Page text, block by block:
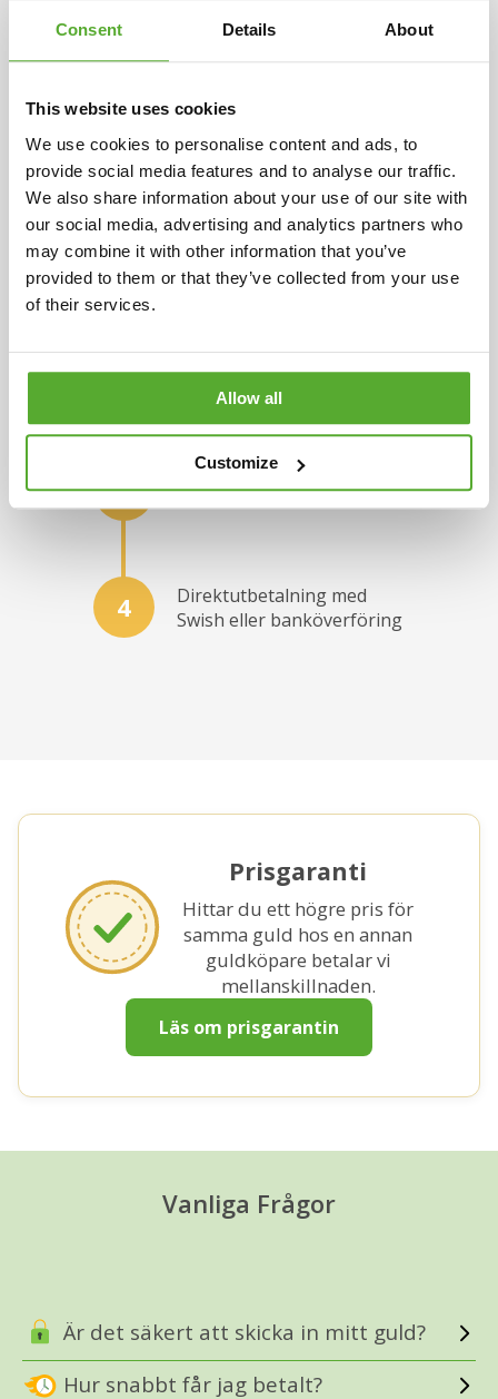
Consent Details About
This website uses cookies
We use cookies to personalise content and ads, to
provide social media features and to analyse our traffic.
We also share information about your use of our site with
our social media, advertising and analytics partners who
may combine it with other information that you’ve
provided to them or that they’ve collected from your use
of their services.
Allow all
Customize
Så fungerar Guldbrev
1 Beställ ett Guldbrev
2 Skicka ditt guld till oss
3 Guldet värderas noggrant
4
Direktutbetalning med
Swish eller banköverföring
Prisgaranti
Hittar du ett högre pris för
samma guld hos en annan
guldköpare betalar vi
mellanskillnaden.
Läs om prisgarantin
Vanliga Frågor
Är det säkert att skicka in mitt guld?
Hur snabbt får jag betalt?